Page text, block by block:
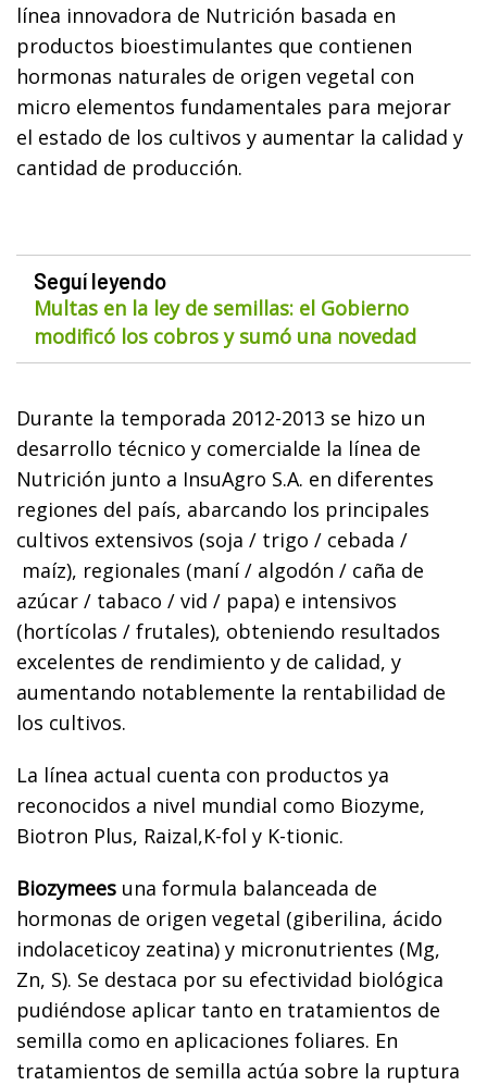
línea innovadora de Nutrición basada en
productos bioestimulantes que contienen
hormonas naturales de origen vegetal con
micro elementos fundamentales para mejorar
el estado de los cultivos y aumentar la calidad y
cantidad de producción.
Seguí leyendo
Multas en la ley de semillas: el Gobierno
modificó los cobros y sumó una novedad
Durante la temporada 2012-2013 se hizo un
desarrollo técnico y comercialde la línea de
Nutrición junto a InsuAgro S.A. en diferentes
regiones del país, abarcando los principales
cultivos extensivos (soja / trigo / cebada /
maíz), regionales (maní / algodón / caña de
azúcar / tabaco / vid / papa) e intensivos
(hortícolas / frutales), obteniendo resultados
excelentes de rendimiento y de calidad, y
aumentando notablemente la rentabilidad de
los cultivos.
La línea actual cuenta con productos ya
reconocidos a nivel mundial como Biozyme,
Biotron Plus, Raizal,K-fol y K-tionic.
Biozymees una formula balanceada de
hormonas de origen vegetal (giberilina, ácido
indolaceticoy zeatina) y micronutrientes (Mg,
Zn, S). Se destaca por su efectividad biológica
pudiéndose aplicar tanto en tratamientos de
semilla como en aplicaciones foliares. En
tratamientos de semilla actúa sobre la ruptura